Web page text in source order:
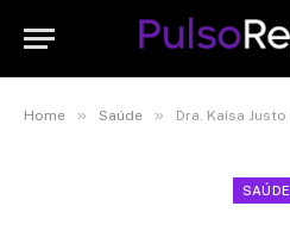
Home » Saúde » Dra. Kaísa Justo reúne cirurgia
SAÚDE